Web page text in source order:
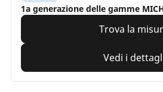
1a generazione delle gamme
Trova la
Vedi i